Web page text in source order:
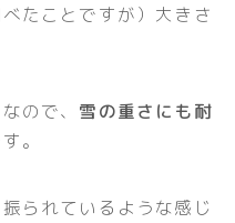
たことですが）大きさ
ので、 雪の重さにも耐
。
られているような感じ